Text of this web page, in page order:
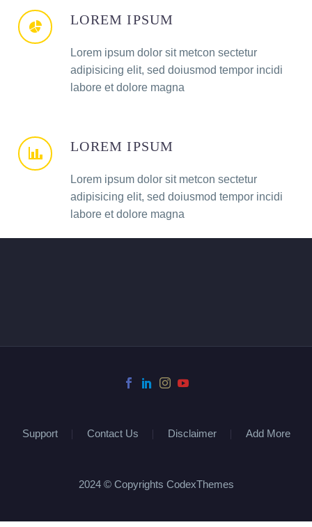
LOREM IPSUM
Lorem ipsum dolor sit metcon sectetur
adipisicing elit, sed doiusmod tempor incidi
labore et dolore magna
LOREM IPSUM
Lorem ipsum dolor sit metcon sectetur
adipisicing elit, sed doiusmod tempor incidi
labore et dolore magna
Support Contact Us Disclaimer Add More
2024 © Copyrights CodexThemes